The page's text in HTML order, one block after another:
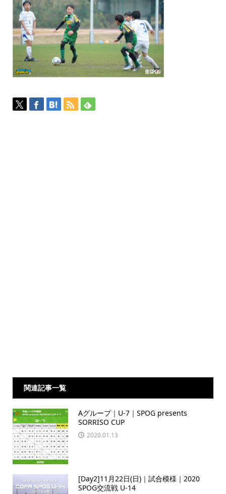
関連記事一覧
Aグループ｜U-7｜SPOG presents
SORRISO CUP
2020.01.13
[Day2]11月22日(日)｜試合模様｜2020
SPOG交流戦 U-14